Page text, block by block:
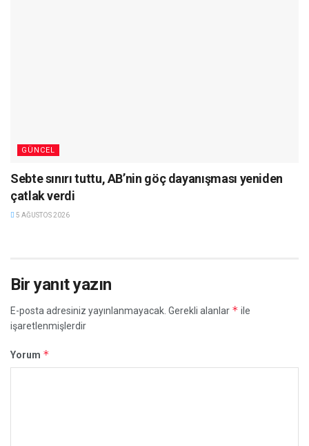
GÜNCEL
Sebte sınırı tuttu, AB’nin göç dayanışması yeniden
çatlak verdi
5 AĞUSTOS 2026
Bir yanıt yazın
E-posta adresiniz yayınlanmayacak. Gerekli alanlar * ile
işaretlenmişlerdir
Yorum *